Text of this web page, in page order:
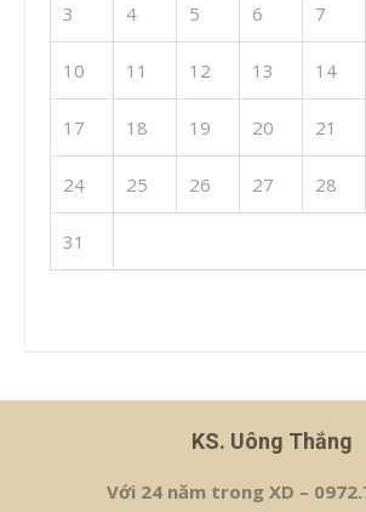
3 4 5 6 7
10 11 12 13 14
17 18 19 20 21
24 25 26 27 28
31
KS. Uông Thắng
Với 24 năm trong XD –